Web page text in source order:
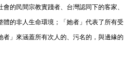
的民間宗教實踐者、台灣認同下的客家、
的非人生命環境； 「她者」代表了所有受
」來涵蓋所有次人的、污名的，與邊緣的